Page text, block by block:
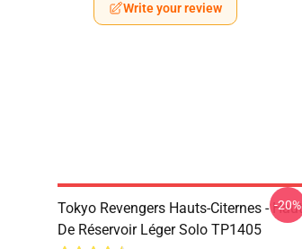
Write your review
Tokyo Revengers Hauts-Citernes - Haut
De Réservoir Léger Solo TP1405
-20%